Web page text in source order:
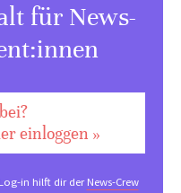
für News-
einloggen »
in hilft dir derNews-Crew